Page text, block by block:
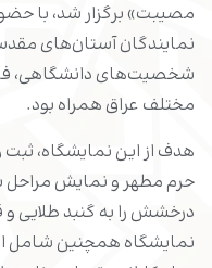
مصیبت» برگزار شد، با
نمایندگان آستان‌های
شخصیت‌های دانشگاهی،
مختلف عراق همراه بود.
هدف از این نمایشگاه،
حرم مطهر و نمایش مراحل
درخشش را به گنبد طلایی و
نمایشگاه همچنین شامل